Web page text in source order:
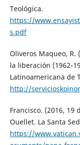
Teológica.
https://
s.pdf
Oliveros Maqueo, R.
la liberación (1962-
Latinoamericana de
http://
Francisco. (2016, 19
Ouellet. La Santa
https://